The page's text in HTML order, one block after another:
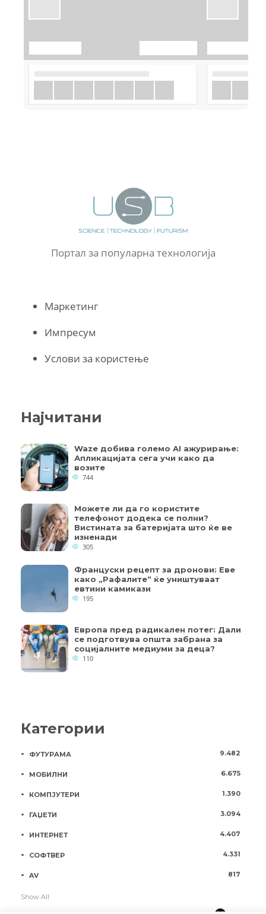
Портал за популарна технологија
Маркетинг
Импресум
Услови за користење
Најчитани
Waze добива големо AI ажурирање:
Апликацијата сега учи како да
возите
744
Можете ли да го користите
телефонот додека се полни?
Вистината за батеријата што ќе ве
изненади
305
Француски рецепт за дронови: Еве
како „Рафалите“ ќе уништуваат
евтини камикази
195
Европа пред радикален потег: Дали
се подготвува општа забрана за
социјалните медиуми за деца?
110
Категории
ФУТУРАМА 9.482
МОБИЛНИ 6.675
КОМПЈУТЕРИ 1.390
ГАЏЕТИ 3.094
ИНТЕРНЕТ 4.407
СОФТВЕР 4.331
AV 817
Show All